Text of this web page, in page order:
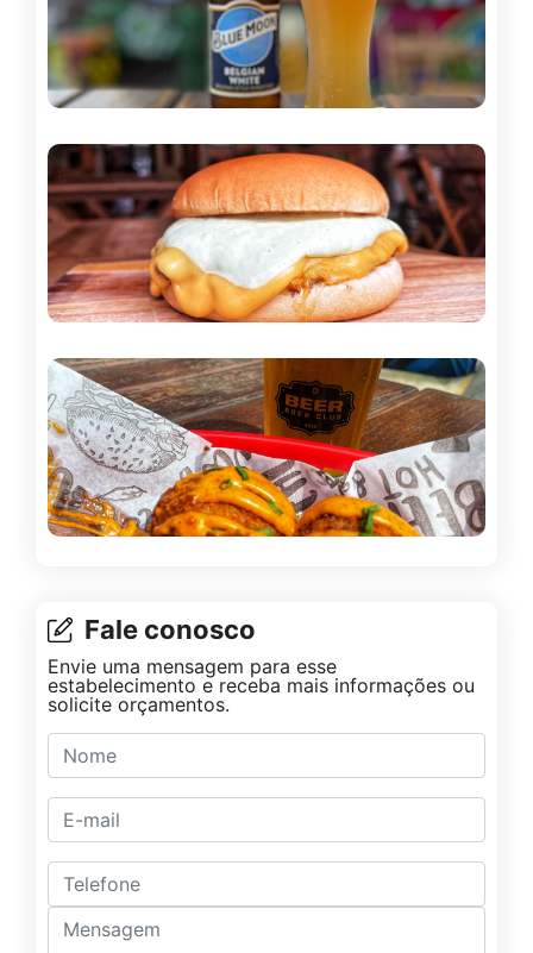
Fale conosco
Envie uma mensagem para esse
estabelecimento e receba mais informações ou
solicite orçamentos.